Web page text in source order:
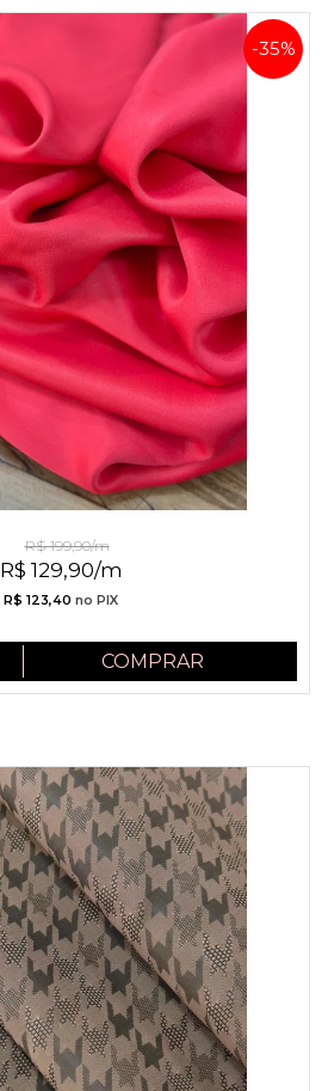
R$ 129,90/m
R$ 199,90/m
-35%
R$ 123,40 no PIX
COMPRAR